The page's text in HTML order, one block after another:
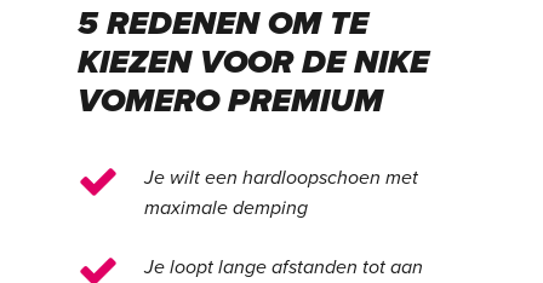
5 REDENEN OM TE
KIEZEN VOOR DE NIKE
VOMERO PREMIUM
Je wilt een hardloopschoen met
maximale demping
Je loopt lange afstanden tot aan